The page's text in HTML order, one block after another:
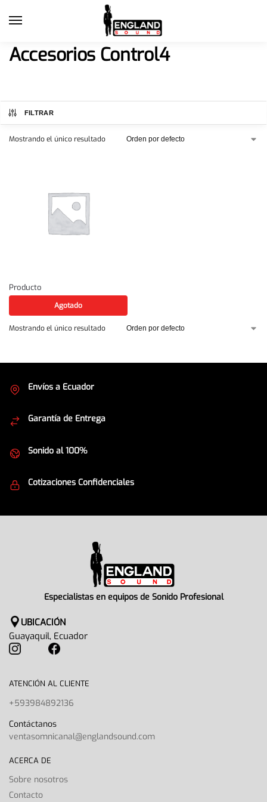
Accesorios Control4
FILTRAR
Mostrando el único resultado
Producto
Agotado
Mostrando el único resultado
Envíos a Ecuador
Garantía de Entrega
Sonido al 100%
Cotizaciones Confidenciales
Especialistas en equipos de Sonido Profesional
UBICACIÓN
Guayaquil, Ecuador
ATENCIÓN AL CLIENTE
+593984892136
Contáctanos
ventasomnicanal@englandsound.com
ACERCA DE
Sobre nosotros
Contacto